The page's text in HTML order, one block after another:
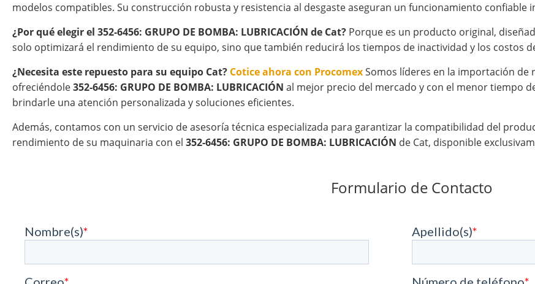
modelos compatibles. Su construcción robusta y resistencia al desgaste aseguran un funcionamiento confiable
¿Por qué elegir el 352-6456: GRUPO DE BOMBA: LUBRICACIÓN de Cat? Porque es un producto original,
solo optimizará el rendimiento de su equipo, sino que también reducirá los tiempos de inactividad y los costos
¿Necesita este repuesto para su equipo Cat? Cotice ahora con ProcomexSomos líderes en la importación de
ofreciéndole352-6456: GRUPO DE BOMBA: LUBRICACIÓN al mejor precio del mercado y con el menor tiempo
brindarle una atención personalizada y soluciones eficientes.
Además, contamos con un servicio de asesoría técnica especializada para garantizar la compatibilidad del
rendimiento de su maquinaria con el 352-6456: GRUPO DE BOMBA: LUBRICACIÓN de Cat, disponible
Formulario de Contacto